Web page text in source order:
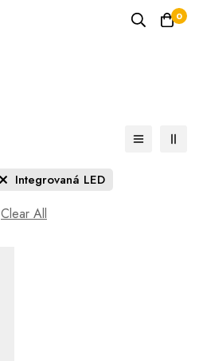
0
Integrovaná LED
Clear All